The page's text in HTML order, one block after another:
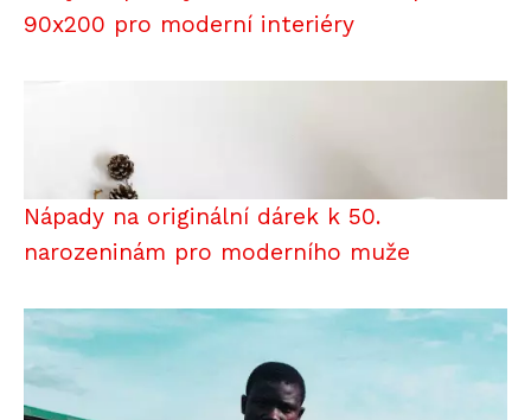
90x200 pro moderní interiéry
Nápady na originální dárek k 50.
narozeninám pro moderního muže